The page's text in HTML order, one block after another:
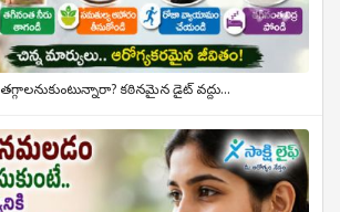
కఠినమైన డైట్ వద్దు...